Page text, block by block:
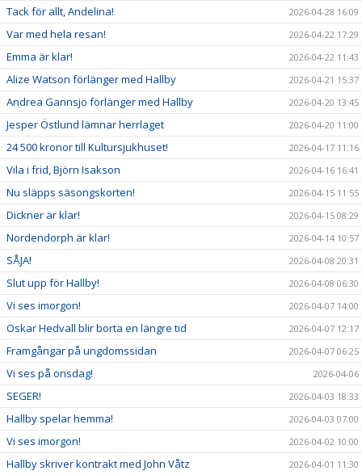
Tack för allt, Andelina! 2026-04-28 16:09
Var med hela resan! 2026-04-22 17:29
Emma är klar! 2026-04-22 11:43
Alize Watson förlänger med Hallby 2026-04-21 15:37
Andrea Gannsjö förlänger med Hallby 2026-04-20 13:45
Jesper Östlund lämnar herrlaget 2026-04-20 11:00
24 500 kronor till Kultursjukhuset! 2026-04-17 11:16
Vila i frid, Björn Isakson 2026-04-16 16:41
Nu släpps säsongskorten! 2026-04-15 11:55
Dickner är klar! 2026-04-15 08:29
Nordendorph är klar! 2026-04-14 10:57
SÅJA! 2026-04-08 20:31
Slut upp för Hallby! 2026-04-08 06:30
Vi ses imorgon! 2026-04-07 14:00
Oskar Hedvall blir borta en längre tid 2026-04-07 12:17
Framgångar på ungdomssidan 2026-04-07 06:25
Vi ses på onsdag! 2026-04-06
SEGER! 2026-04-03 18:33
Hallby spelar hemma! 2026-04-03 07:00
Vi ses imorgon! 2026-04-02 10:00
Hallby skriver kontrakt med John Våtz 2026-04-01 11:30